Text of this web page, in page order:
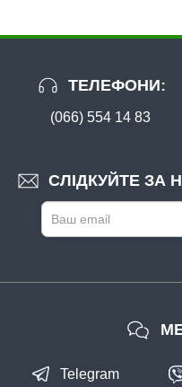
ТЕЛЕФОНИ:
(066) 554 14 83
СЛІДКУЙТЕ ЗА
Telegram